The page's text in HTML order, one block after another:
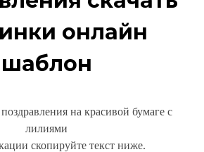
онлайн
шаблон
на красивой бумаге с
лилиями
скопируйте текст ниже.